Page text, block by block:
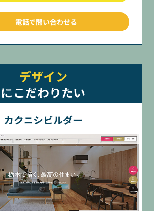
電話で問い合わせる
デザイン
にこだわりたい
カクニシビルダー